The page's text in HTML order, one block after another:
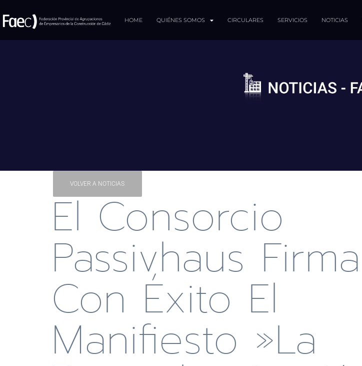
HOME QUIÉNES SOMOS CIRCULARES SERVICIOS NOTICIAS
VOLVER A NOTICIAS
El Consorcio
Passivhaus Firma
Con Éxito El
Manifiesto »La